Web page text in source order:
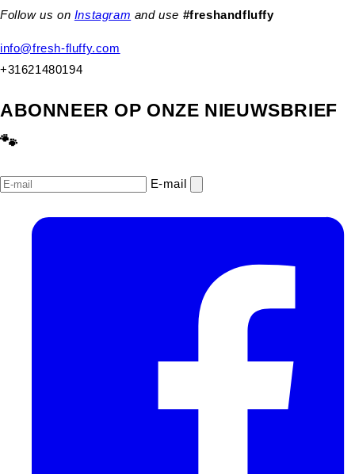
Follow us on Instagram and use #freshandfluffy
info@fresh-fluffy.com
+31621480194
ABONNEER OP ONZE NIEUWSBRIEF
🐾
E‑mail